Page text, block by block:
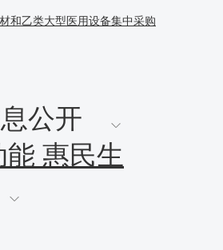
和乙类大型医用设备集中采购
息公开
惠民生